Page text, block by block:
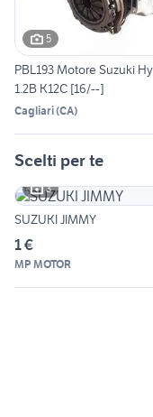
5
PBL193 Motore Suzuki
1.2B K12C [16/--]
Cagliari(CA)
Scelti per te
3
SUZUKI JIMMY
1 €
MP MOTOR